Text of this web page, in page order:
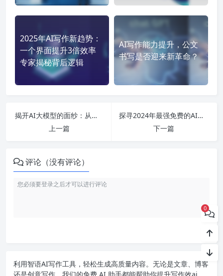
2025年AI写作新趋势：
一个界面提升3倍效率
专家揭秘背后逻辑
AI写作能力提升，公文
书写是否迎来新革命？
揭开AI大模型的面纱：从技术现状到未来挑战，全面解析国内外发展趋势与前景
上一篇
探寻2024年最强免费的AI智能工具：从写作到作曲的全方位应用与发展
下一篇
评论（没有评论）
利用智语AI写作工具，轻松生成高质量内容。无论是文章、博客
0